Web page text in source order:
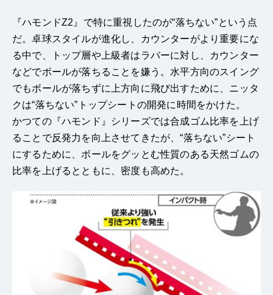
『ハモンドZ2』で特に重視したのが“落ちない”という点
だ。卓球スタイルが進化し、カウンターがより重要にな
る中で、トップ層や上級者はラバーに対し、カウンター
などでボールが落ちることを嫌う。水平方向のスイング
でもボールが落ちずに上方向に飛び出すために、ニッタ
クは“落ちない”トップシートの開発に時間をかけた。
かつての『ハモンド』シリーズでは合成ゴム比率を上げ
ることで反発力を向上させてきたが、“落ちない”シート
にするために、ボールをグッとむ性質のある天然ゴムの
比率を上げるとともに、密度も高めた。